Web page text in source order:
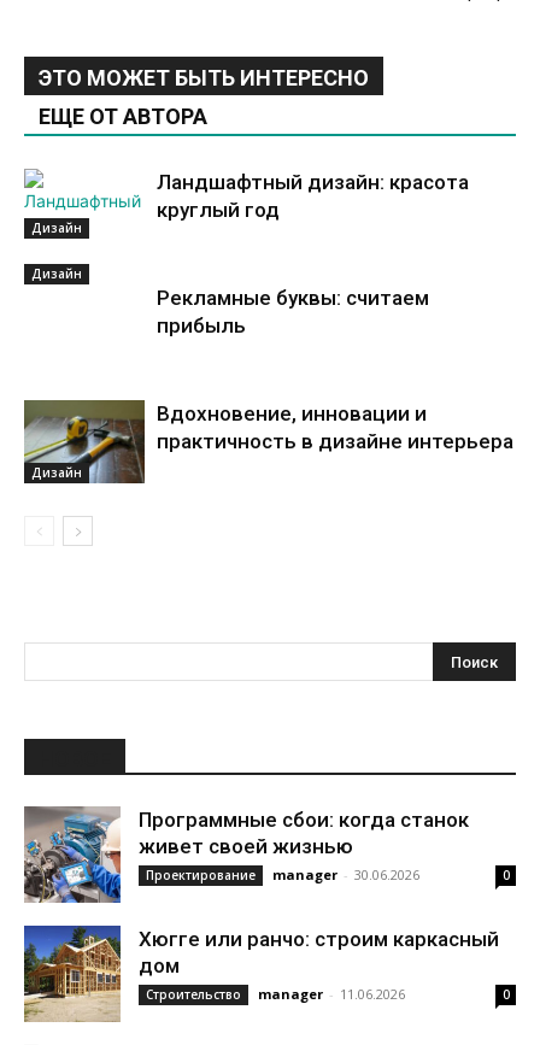
ЭТО МОЖЕТ БЫТЬ ИНТЕРЕСНО
ЕЩЕ ОТ АВТОРА
Дизайн
Ландшафтный дизайн: красота
круглый год
Дизайн
Рекламные буквы: считаем
прибыль
Дизайн
Вдохновение, инновации и
практичность в дизайне интерьера
Программные сбои: когда станок
живет своей жизнью
Проектирование manager - 30.06.2026 0
Хюгге или ранчо: строим каркасный
дом
Строительство manager - 11.06.2026 0